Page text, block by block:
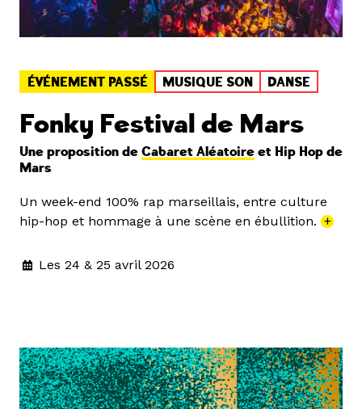
ÉVÉNEMENT PASSÉ MUSIQUE SON DANSE
Fonky Festival de Mars
Une proposition de Cabaret Aléatoire et Hip Hop de
Mars
Un week-end 100% rap marseillais, entre culture
hip-hop et hommage à une scène en ébullition. +
Les 24 & 25 avril 2026